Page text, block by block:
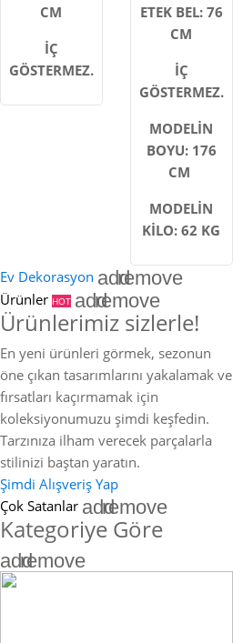
CM
İÇ
GÖSTERMEZ.
ETEK BEL: 76
CM
İÇ
GÖSTERMEZ.
MODELİN
BOYU: 176
CM
MODELİN
KİLO: 62 KG
Ev Dekorasyon addremove
Ürünler HOT addremove
Ürünlerimiz sizlerle!
En yeni ürünleri görmek, sezonun
öne çıkan tasarımlarını yakalamak ve
fırsatları kaçırmamak için
koleksiyonumuzu şimdi keşfedin.
Tarzınıza ilham verecek parçalarla
stilinizi baştan yaratın.
Şimdi Alışveriş Yap
Çok Satanlar addremove
Kategoriye Göre
addremove